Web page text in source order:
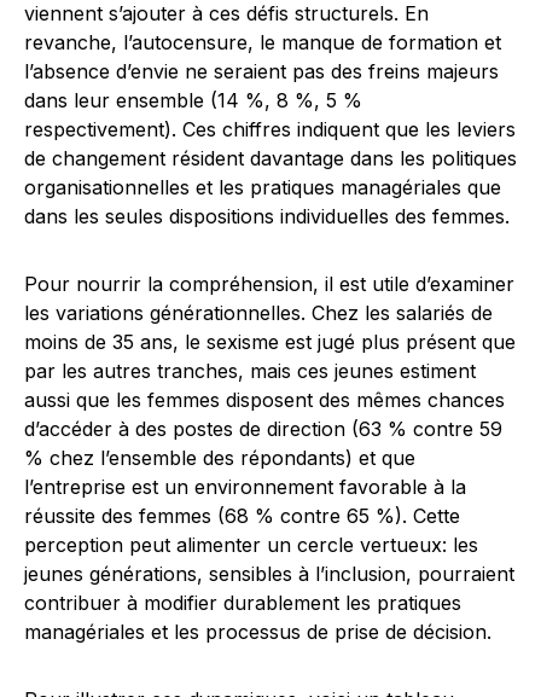
viennent s’ajouter à ces défis structurels. En
revanche, l’autocensure, le manque de formation et
l’absence d’envie ne seraient pas des freins majeurs
dans leur ensemble (14 %, 8 %, 5 %
respectivement). Ces chiffres indiquent que les leviers
de changement résident davantage dans les politiques
organisationnelles et les pratiques managériales que
dans les seules dispositions individuelles des femmes.
Pour nourrir la compréhension, il est utile d’examiner
les variations générationnelles. Chez les salariés de
moins de 35 ans, le sexisme est jugé plus présent que
par les autres tranches, mais ces jeunes estiment
aussi que les femmes disposent des mêmes chances
d’accéder à des postes de direction (63 % contre 59
% chez l’ensemble des répondants) et que
l’entreprise est un environnement favorable à la
réussite des femmes (68 % contre 65 %). Cette
perception peut alimenter un cercle vertueux: les
jeunes générations, sensibles à l’inclusion, pourraient
contribuer à modifier durablement les pratiques
managériales et les processus de prise de décision.